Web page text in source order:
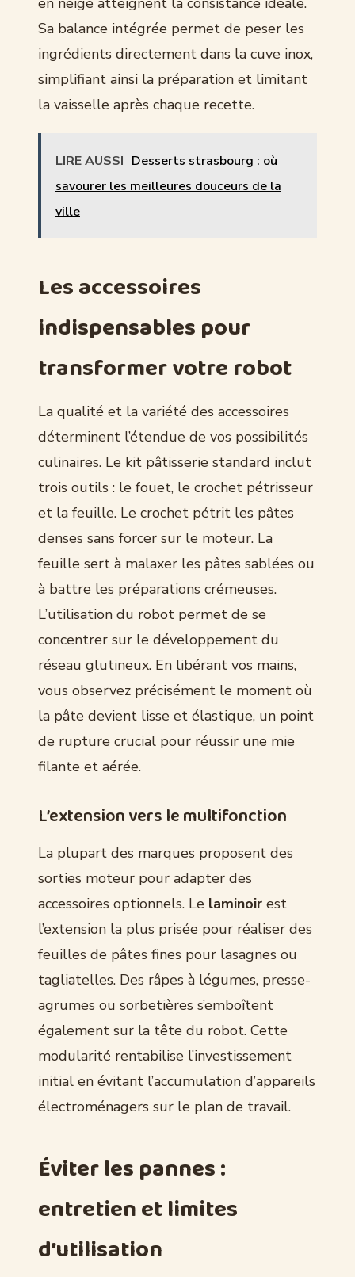
Sa balance intégrée permet de peser les
ingrédients directement dans la cuve inox,
simplifiant ainsi la préparation et limitant
la vaisselle après chaque recette.
LIRE AUSSI Desserts strasbourg : où
savourer les meilleures douceurs de la
ville
Les accessoires
indispensables pour
transformer votre robot
La qualité et la variété des accessoires
déterminent l’étendue de vos possibilités
culinaires. Le kit pâtisserie standard inclut
trois outils : le fouet, le crochet pétrisseur
et la feuille. Le crochet pétrit les pâtes
denses sans forcer sur le moteur. La
feuille sert à malaxer les pâtes sablées ou
à battre les préparations crémeuses.
L’utilisation du robot permet de se
concentrer sur le développement du
réseau glutineux. En libérant vos mains,
vous observez précisément le moment où
la pâte devient lisse et élastique, un point
de rupture crucial pour réussir une mie
filante et aérée.
L’extension vers le multifonction
La plupart des marques proposent des
sorties moteur pour adapter des
accessoires optionnels. Le laminoir est
l’extension la plus prisée pour réaliser des
feuilles de pâtes fines pour lasagnes ou
tagliatelles. Des râpes à légumes, presse-
agrumes ou sorbetières s’emboîtent
également sur la tête du robot. Cette
modularité rentabilise l’investissement
initial en évitant l’accumulation d’appareils
électroménagers sur le plan de travail.
Éviter les pannes :
entretien et limites
d’utilisation